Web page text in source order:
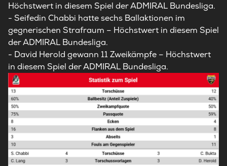
Höchstwert in diesem Spiel der ADMIRAL Bundesliga.
- Seifedin Chabbi hatte sechs Ballaktionen im
gegnerischen Strafraum – Höchstwert in diesem Spiel
der ADMIRAL Bundesliga.
- David Herold gewann 11 Zweikämpfe – Höchstwert
in diesem Spiel der ADMIRAL Bundesliga.